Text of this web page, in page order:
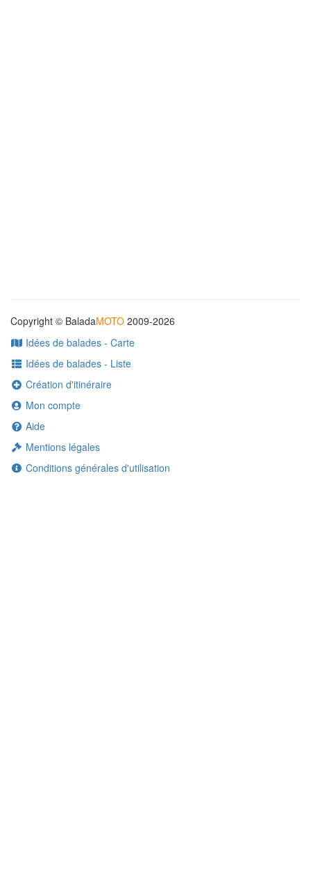
Copyright © BaladaMOTO 2009-2026
Idées de balades - Carte
Idées de balades - Liste
Création d'itinéraire
Mon compte
Aide
Mentions légales
Conditions générales d'utilisation